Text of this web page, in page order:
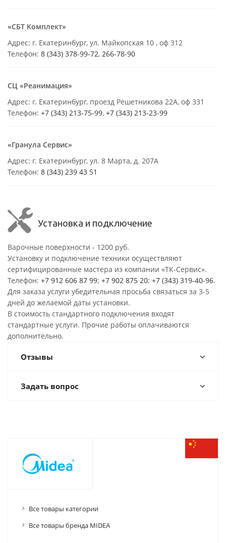
«СБТ Комплект»
Адрес: г. Екатеринбург, ул. Майкопская 10 , оф 312
Телефон: 8 (343) 378-99-72, 266-78-90
СЦ «Реанимация»
Адрес: г. Екатеринбург, проезд Решетникова 22А, оф 331
Телефон: +7 (343) 213-75-99, +7 (343) 213-23-99
«Гранула Сервис»
Адрес: г. Екатеринбург, ул. 8 Марта, д. 207А
Телефон: 8 (343) 239 43 51
Установка и подключение
Варочные поверхности - 1200 руб.
Установку и подключение техники осуществляют
сертифицированные мастера из компании «ТК-Сервис».
Телефон: +7 912 606 87 99; +7 902 875 20; +7 (343) 319-40-96.
Для заказа услуги убедительная просьба связаться за 3-5
дней до желаемой даты установки.
В стоимость стандартного подключения входят
стандартные услуги. Прочие работы оплачиваются
дополнительно.
Отзывы
Задать вопрос
Все товары категории
Все товары бренда MIDEA